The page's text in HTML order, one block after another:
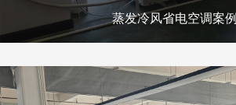
蒸发冷风省电空调案例